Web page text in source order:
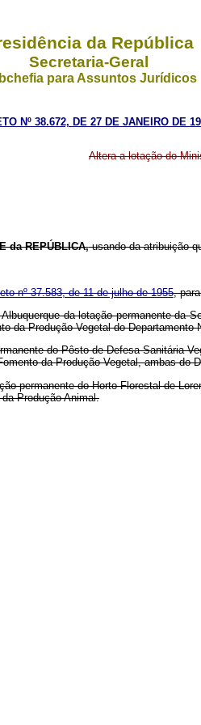
da República
Secretaria-Geral
para Assuntos Jurídicos
Nº 38.672, DE 27 DE JANEIRO DE
Altera a lotação do
da REPÚBLICA,usando da atribuição
nº 37.583, de 11 de julho de 1955,
da lotação permanente da
da Produção Vegetal do Departamento
do Pôsto de Defesa Sanitária
da Produção Vegetal, ambas do
permanente do Horto Florestal de
Produção Animal.